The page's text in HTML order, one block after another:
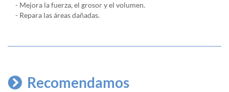
- Mejora la fuerza, el grosor y el volumen.
- Repara las áreas dañadas.
Recomendamos